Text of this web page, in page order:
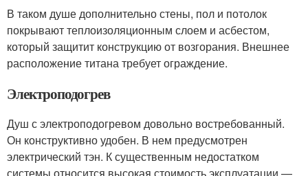
В таком душе дополнительно стены, пол и потолок
покрывают теплоизоляционным слоем и асбестом,
который защитит конструкцию от возгорания. Внешнее
расположение титана требует ограждение.
Электроподогрев
Душ с электроподогревом довольно востребованный.
Он конструктивно удобен. В нем предусмотрен
электрический тэн. К существенным недостатком